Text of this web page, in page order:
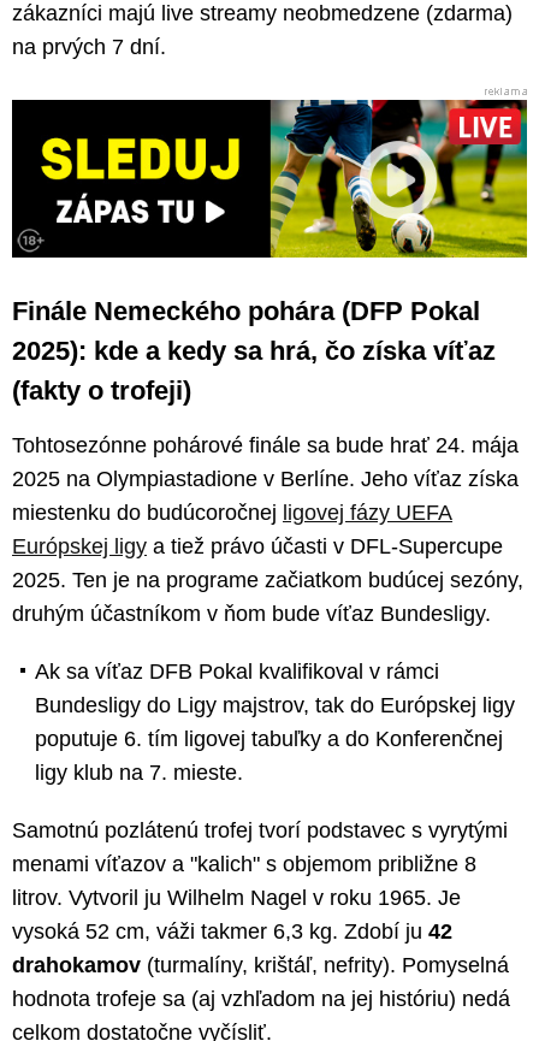
zákazníci majú live streamy neobmedzene (zdarma)
na prvých 7 dní.
Finále Nemeckého pohára (DFP Pokal
2025): kde a kedy sa hrá, čo získa víťaz
(fakty o trofeji)
Tohtosezónne pohárové finále sa bude hrať 24. mája
2025 na Olympiastadione v Berlíne. Jeho víťaz získa
miestenku do budúcoročnej ligovej fázy UEFA
Európskej ligy a tiež právo účasti v DFL-Supercupe
2025. Ten je na programe začiatkom budúcej sezóny,
druhým účastníkom v ňom bude víťaz Bundesligy.
Ak sa víťaz DFB Pokal kvalifikoval v rámci
Bundesligy do Ligy majstrov, tak do Európskej ligy
poputuje 6. tím ligovej tabuľky a do Konferenčnej
ligy klub na 7. mieste.
Samotnú pozlátenú trofej tvorí podstavec s vyrytými
menami víťazov a "kalich" s objemom približne 8
litrov. Vytvoril ju Wilhelm Nagel v roku 1965. Je
vysoká 52 cm, váži takmer 6,3 kg. Zdobí ju 42
drahokamov (turmalíny, krištáľ, nefrity). Pomyselná
hodnota trofeje sa (aj vzhľadom na jej históriu) nedá
celkom dostatočne vyčísliť.